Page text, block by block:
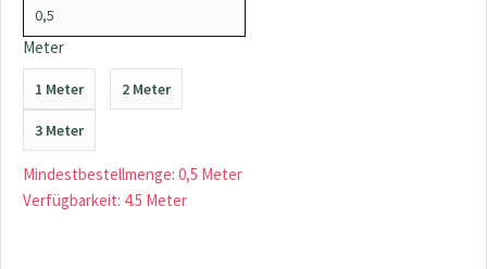
Meter
1 Meter 2 Meter
3 Meter
Mindestbestellmenge: 0,5 Meter
Verfügbarkeit: 4.5 Meter